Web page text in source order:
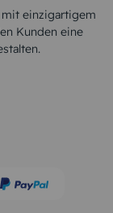
mit einzigartigem
Kunden eine